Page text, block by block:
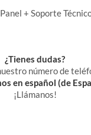
+ Soporte
¿Tienes dudas?
número de
en español (de
¡Llámanos!